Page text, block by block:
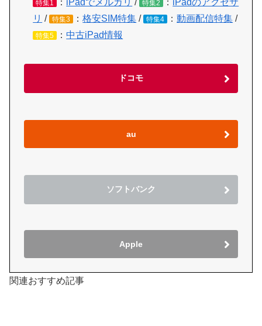
特集1 ： iPadでメルカリ / 特集2 ： iPadのアクセサ
リ / 特集3 ：格安SIM特集 / 特集4 ：動画配信特集 /
特集5 ：中古iPad情報
ドコモ
au
ソフトバンク
Apple
関連おすすめ記事